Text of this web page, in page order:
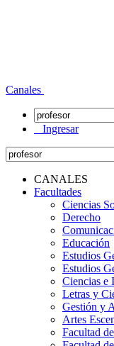
Canales
Ingresar
CANALES
Facultades
Ciencias
Derecho
Educación
Estudios
Estudios
Ciencias e
Letras y
Gestión y
Artes
Facultad